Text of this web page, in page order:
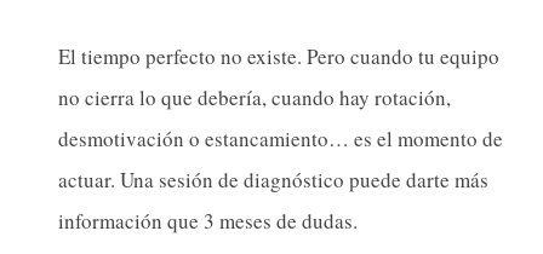
El tiempo perfecto no existe. Pero cuando tu equipo
no cierra lo que debería, cuando hay rotación,
desmotivación o estancamiento… es el momento de
actuar. Una sesión de diagnóstico puede darte más
información que 3 meses de dudas.